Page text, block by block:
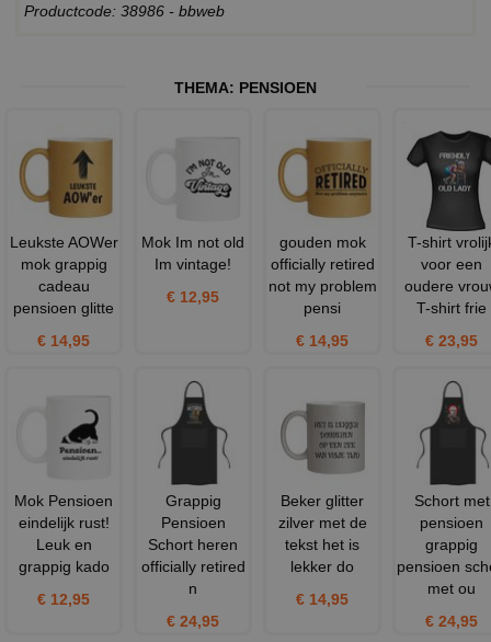
Productcode: 38986 - bbweb
THEMA: PENSIOEN
Leukste AOWer
mok grappig
cadeau
pensioen glitte
€ 14,95
Mok Im not old
Im vintage!
€ 12,95
gouden mok
officially retired
not my problem
pensi
€ 14,95
T-shirt
voor een
oudere
T-shirt frie
€ 23,95
Mok Pensioen
eindelijk rust!
Leuk en
grappig kado
€ 12,95
Grappig
Pensioen
Schort heren
officially retired
n
€ 24,95
Beker glitter
zilver met de
tekst het is
lekker do
€ 14,95
Schort met
pensioen
grappig
pensioen
met ou
€ 24,95